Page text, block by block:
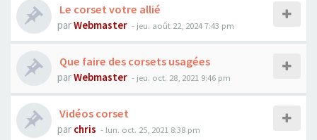
Le corset votre allié
parWebmaster - jeu. août 22, 2024 7:43 pm
Que faire des corsets usagées
parWebmaster - jeu. oct. 28, 2021 9:46 pm
Vidéos corset
par chris - lun. oct. 25, 2021 8:38 pm